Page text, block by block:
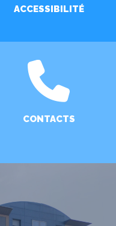
ACCESSIBILITÉ
CONTACTS